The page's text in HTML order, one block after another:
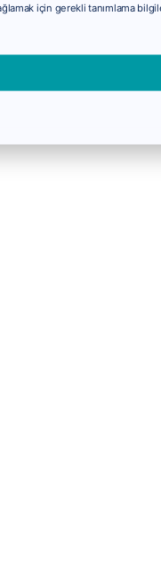
için gerekli tanımlama